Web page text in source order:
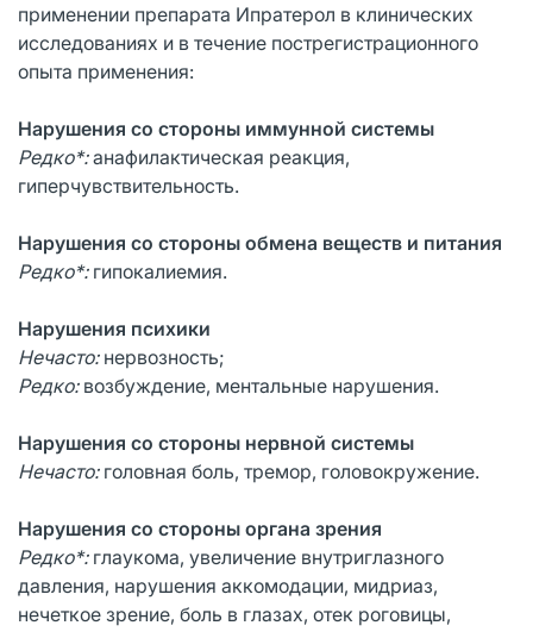
применении препарата Ипратерол в клинических
исследованиях и в течение пострегистрационного
опыта применения:
Нарушения со стороны иммунной системы
Редко*:анафилактическая реакция,
гиперчувствительность.
Нарушения со стороны обмена веществ и питания
Редко*:гипокалиемия.
Нарушения психики
Нечасто:нервозность;
Редко: возбуждение, ментальные нарушения.
Нарушения со стороны нервной системы
Нечасто:головная боль, тремор, головокружение.
Нарушения со стороны органа зрения
Редко*:глаукома, увеличение внутриглазного
давления, нарушения аккомодации, мидриаз,
нечеткое зрение, боль в глазах, отек роговицы,